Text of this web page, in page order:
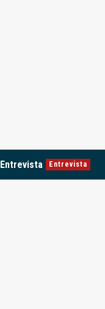
Entrevista Entrevista